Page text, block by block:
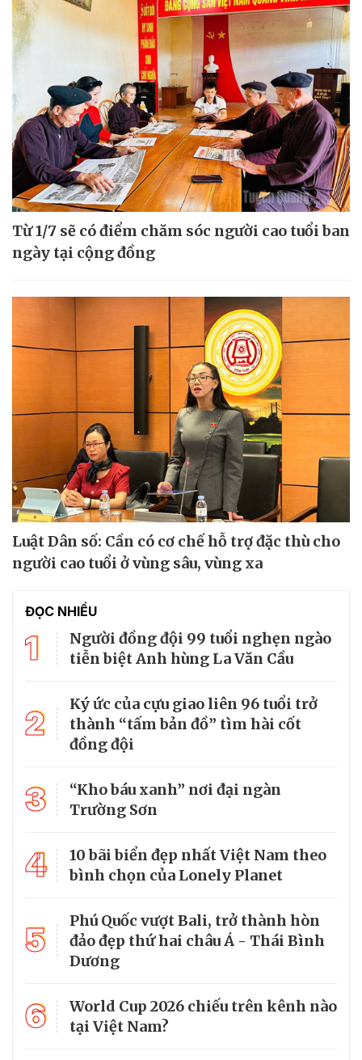
Từ 1/7 sẽ có điểm chăm sóc người cao tuổi ban
ngày tại cộng đồng
Luật Dân số: Cần có cơ chế hỗ trợ đặc thù cho
người cao tuổi ở vùng sâu, vùng xa
ĐỌC NHIỀU
1
Người đồng đội 99 tuổi nghẹn ngào
tiễn biệt Anh hùng La Văn Cầu
2
Ký ức của cựu giao liên 96 tuổi trở
thành “tấm bản đồ” tìm hài cốt
đồng đội
3
“Kho báu xanh” nơi đại ngàn
Trường Sơn
4
10 bãi biển đẹp nhất Việt Nam theo
bình chọn của Lonely Planet
5
Phú Quốc vượt Bali, trở thành hòn
đảo đẹp thứ hai châu Á - Thái Bình
Dương
6
World Cup 2026 chiếu trên kênh nào
tại Việt Nam?